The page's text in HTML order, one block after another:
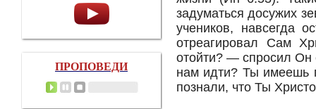
задуматься досужих
учеников, навсегда
отреагировал Сам
отойти? — спросил Он
нам идти? Ты имеешь
познали, что Ты
ПРОПОВЕДИ